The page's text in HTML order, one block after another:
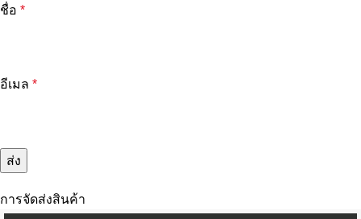
ชื่อ *
อีเมล *
การจัดส่งสินค้า